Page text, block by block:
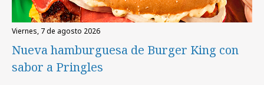
viernes, 7 de agosto 2026
Nueva hamburguesa de Burger King con
sabor a Pringles